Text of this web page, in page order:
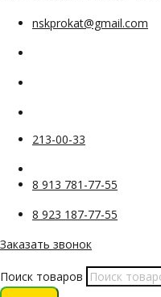
nskprokat@gmail.com
213-00-33
8 913 781-77-55
8 923 187-77-55
Заказать звонок
Поиск товаров